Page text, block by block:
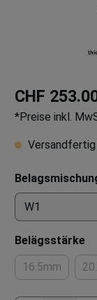
CHF
*Preise inkl.
Belägsstärke
16.5mm